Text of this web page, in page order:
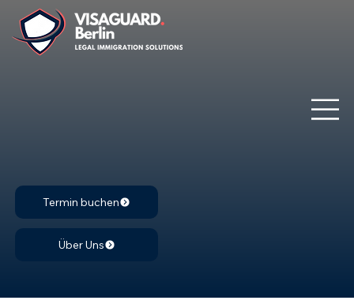
Termin buchen
Über Uns